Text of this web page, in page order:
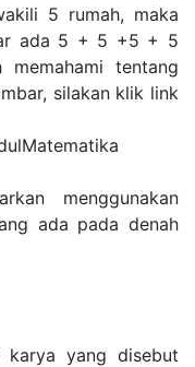
5 rumah, maka
ada 5 + 5 +5 + 5
tentang
silakan klik link
menggunakan
ada pada denah
karya yang disebut